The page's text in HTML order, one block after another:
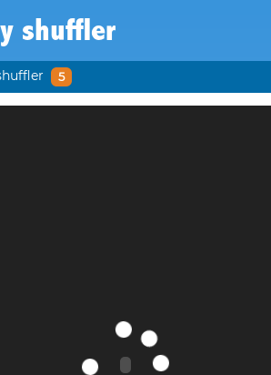
shuffler
5